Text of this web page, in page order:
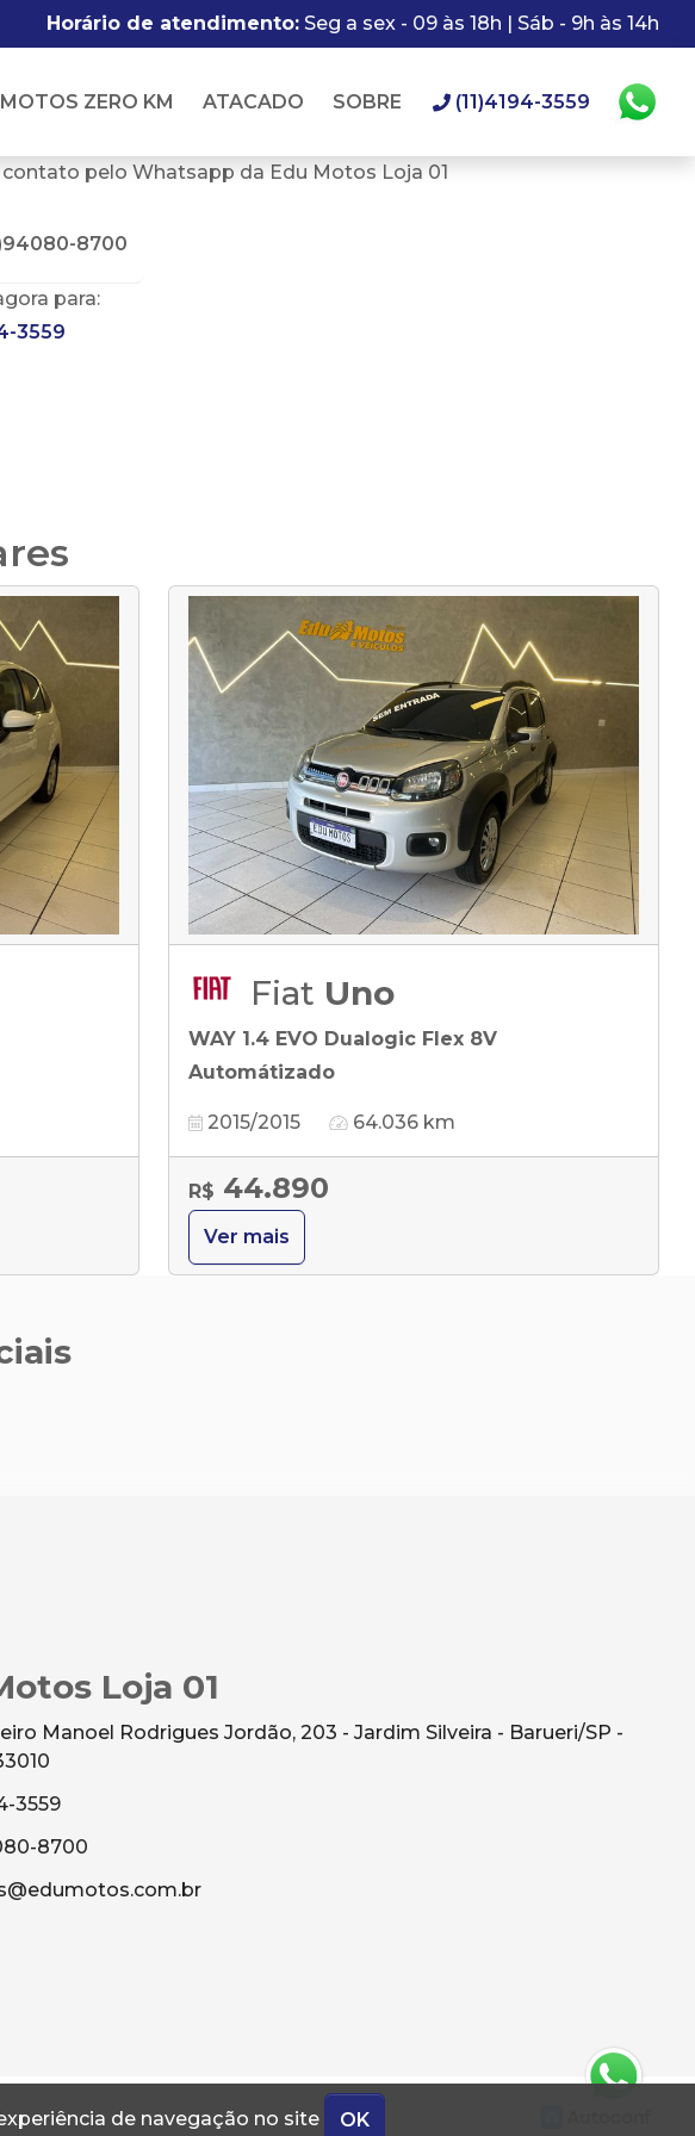
de navegação no site OK
Horário de atendimento: Seg a sex - 09 às 18h | Sáb - 9h às 14h
MOTOS ZERO KM ATACADO SOBRE (11)4194-3559
pelo Whatsapp da Edu Motos Loja 01
8700
para:
3559
Fiat Uno
WAY 1.4 EVO Dualogic Flex 8V
Automátizado
2015/2015 64.036 km
R$ 44.890
Ver mais
Loja 01
Manoel Rodrigues Jordão, 203 - Jardim Silveira - Barueri/SP -
3559
8700